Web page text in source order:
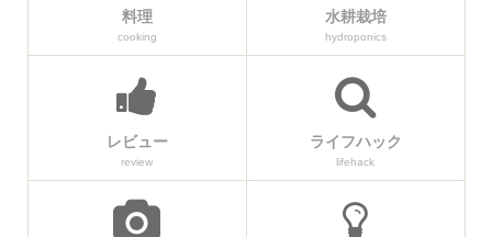
料理
cooking
水耕栽培
hydroponics
レビュー
review
ライフハック
lifehack